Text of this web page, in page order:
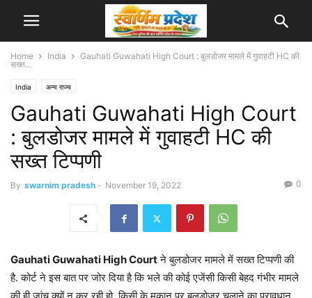
Home India
Gauhati Guwahati High Court : बुलडोजर मामले में गुवाहटी HC की
सख्त...
India अन्य राज्य
Gauhati Guwahati High Court
: बुलडोजर मामले में गुवाहटी HC की
सख्त टिप्पणी
By swarnim pradesh - November 19, 2022 0
Gauhati Guwahati High Courtने बुलडोजर मामले में सख्त टिप्पणी की
है. कोर्ट ने इस बात पर जोर दिया है कि भले की कोई एजेंसी किसी बेहद गंभीर मामले